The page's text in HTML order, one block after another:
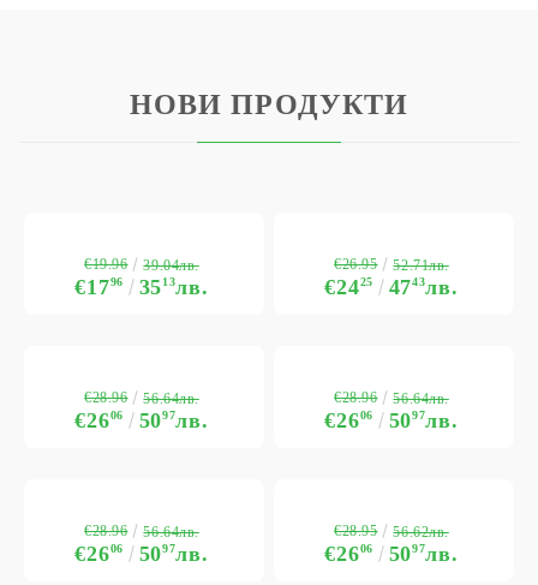
НОВИ ПРОДУКТИ
€1796 3513лв.
€19.96 39.04лв.
€2425 4743лв.
€26.95 52.71лв.
€2606 5097лв.
€28.96 56.64лв.
€2606 5097лв.
€28.96 56.64лв.
€2606 5097лв.
€28.96 56.64лв.
€2606 5097лв.
€28.95 56.62лв.